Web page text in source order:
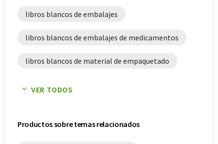
libros blancos de embalajes
libros blancos de embalajes de medicamentos
libros blancos de material de empaquetado
VER TODOS
Productos sobre temas relacionados